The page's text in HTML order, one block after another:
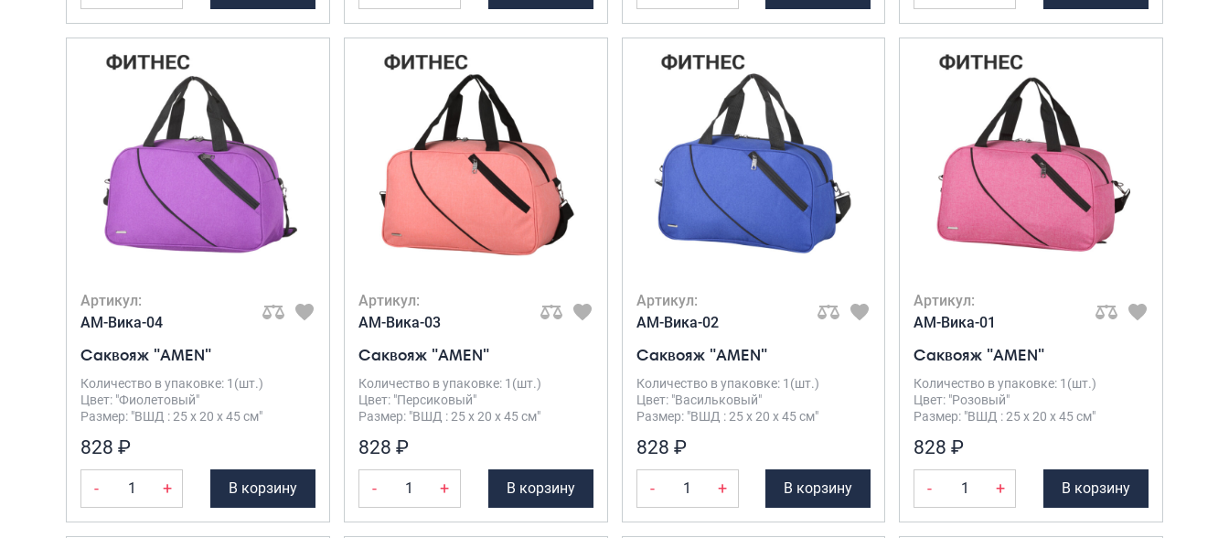
Артикул:
AM-Вика-04
Саквояж "AMEN"
Количество в упаковке: 1(шт.)
Цвет: "Фиолетовый"
Размер: "ВШД : 25 х 20 х 45 см"
828 ₽
- + В корзину
Артикул:
AM-Вика-03
Саквояж "AMEN"
Количество в упаковке: 1(шт.)
Цвет: "Персиковый"
Размер: "ВШД : 25 х 20 х 45 см"
828 ₽
- + В корзину
Артикул:
AM-Вика-02
Саквояж "AMEN"
Количество в упаковке: 1(шт.)
Цвет: "Васильковый"
Размер: "ВШД : 25 х 20 х 45 см"
828 ₽
- + В корзину
Артикул:
AM-Вика-01
Саквояж "AMEN"
Количество в упаковке: 1(шт.)
Цвет: "Розовый"
Размер: "ВШД : 25 х 20 х 45 см"
828 ₽
- + В корзину